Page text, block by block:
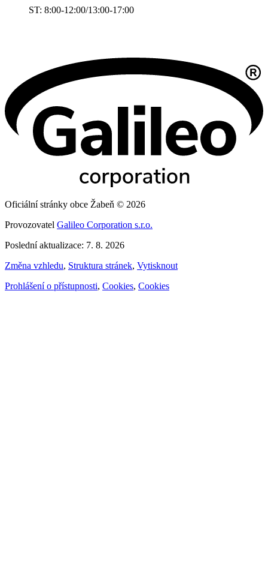
ST: 8:00-12:00/13:00-17:00
Oficiální stránky obce Žabeň © 2026
Provozovatel Galileo Corporation s.r.o.
Poslední aktualizace: 7. 8. 2026
Změna vzhledu, Struktura stránek, Vytisknout
Prohlášení o přístupnosti, Cookies, Cookies